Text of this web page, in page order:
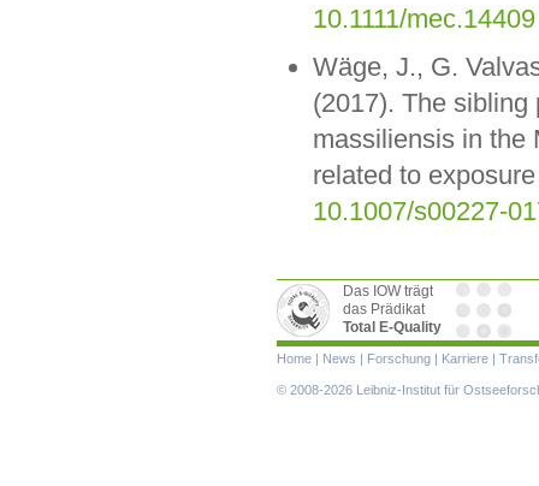
10.1111/mec.14409
Wäge, J., G.
(2017). The
massiliensis in the
related to
10.1007/s00227-
Das IOW trägt
das Prädikat
Total E-Quality
Navigation
Home News Forschung Karriere
© 2008-2026 Leibniz-Institut für